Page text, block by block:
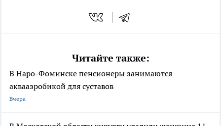
Читайте также:
В Наро-Фоминске пенсионеры занимаются
аквааэробикой для суставов
Вчера